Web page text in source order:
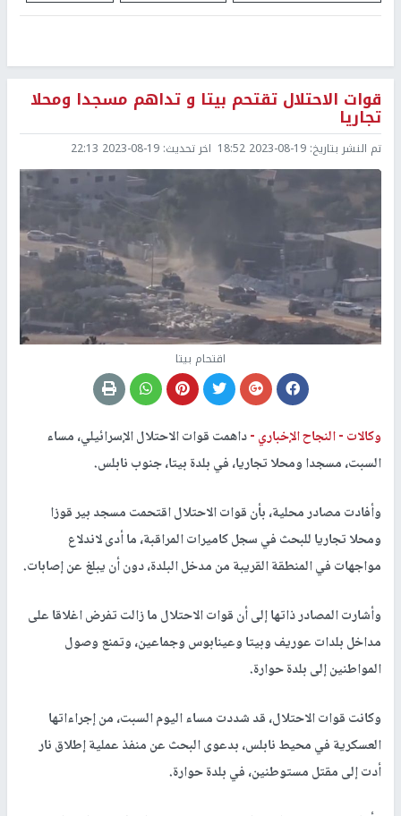
قوات الاحتلال تقتحم بيتا و تداهم مسجدا ومحلا
تجاريا
تم النشر بتاريخ: 2023-08-19 18:52 اخر تحديث: 2023-08-19 22:13
اقتحام بيتا
وكالات -النجاح الإخباري -داهمت قوات الاحتلال الإسرائيلي، مساء
السبت، مسجدا ومحلا تجاريا، في بلدة بيتا، جنوب نابلس.
وأفادت مصادر محلية، بأن قوات الاحتلال اقتحمت مسجد بير قوزا
ومحلا تجاريا للبحث في سجل كاميرات المراقبة، ما أدى لاندلاع
مواجهات في المنطقة القريبة من مدخل البلدة، دون أن يبلغ عن إصابات.
وأشارت المصادر ذاتها إلى أن قوات الاحتلال ما زالت تفرض اغلاقا على
مداخل بلدات عوريف وبيتا وعينابوس وجماعين، وتمنع وصول
المواطنين إلى بلدة حوارة.
وكانت قوات الاحتلال، قد شددت مساء اليوم السبت، من إجراءاتها
العسكرية في محيط نابلس، بدعوى البحث عن منفذ عملية إطلاق نار
أدت إلى مقتل مستوطنين، في بلدة حوارة.